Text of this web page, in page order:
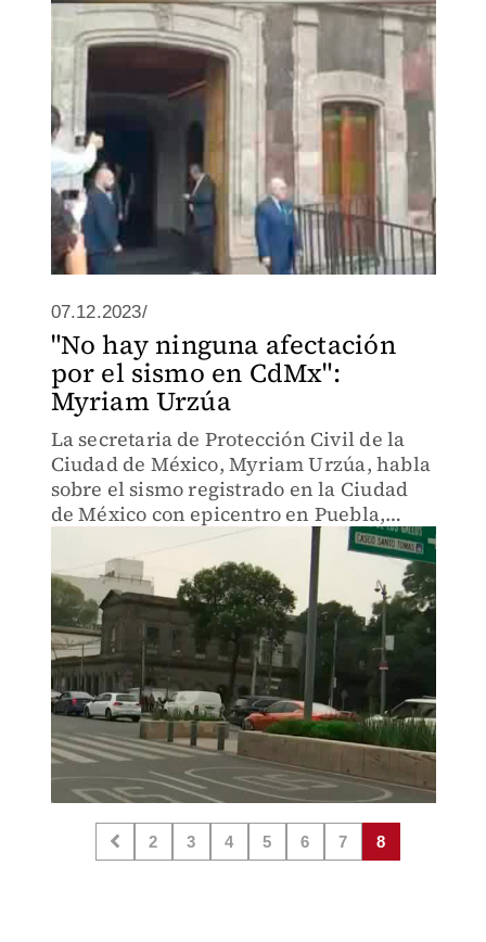
07.12.2023/
"No hay ninguna afectación
por el sismo en CdMx":
Myriam Urzúa
La secretaria de Protección Civil de la
Ciudad de México, Myriam Urzúa, habla
sobre el sismo registrado en la Ciudad
de México con epicentro en Puebla,
donde destaca que no hay ninguna
afectación por este.
2 3 4 5 6 7 8